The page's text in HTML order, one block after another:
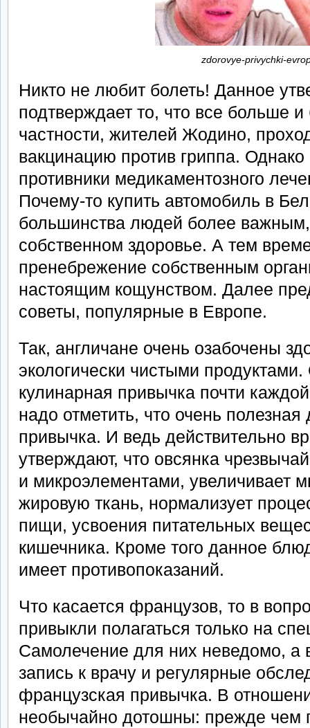
zdorovye-privychki-
Никто не любит болеть! Данное
подтверждает то, что все больше
частности, жителей Жодино,
вакцинацию против гриппа.
противники медикаментозного
Почему-то купить автомобиль в
большинства людей более
собственном здоровье. А тем
пренебрежение собственным
настоящим кощунством. Далее
советы, популярные в Европе.
Так, англичане очень озабочены
экологически чистыми
кулинарная привычка почти
надо отметить, что очень полезная
привычка. И ведь действительно
утверждают, что овсянка
и микроэлементами, увеличивает
жировую ткань, нормализует
пищи, усвоения питательных
кишечника. Кроме того данное
имеет противопоказаний.
Что касается французов, то в
привыкли полагаться только на
Самолечение для них неведомо, а
запись к врачу и регулярные
французская привычка. В
необычайно дотошны: прежде чем